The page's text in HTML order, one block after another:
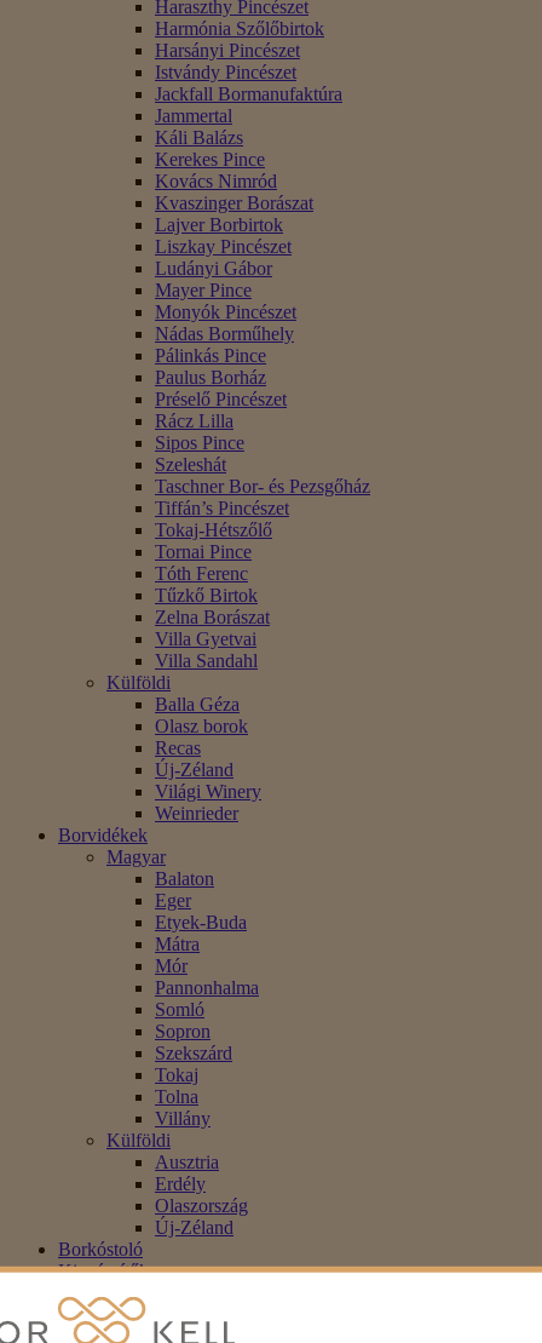
Haraszthy Pincészet
Harmónia Szőlőbirtok
Harsányi Pincészet
Istvándy Pincészet
Jackfall Bormanufaktúra
Jammertal
Káli Balázs
Kerekes Pince
Kovács Nimród
Kvaszinger Borászat
Lajver Borbirtok
Liszkay Pincészet
Ludányi Gábor
Mayer Pince
Monyók Pincészet
Nádas Borműhely
Pálinkás Pince
Paulus Borház
Préselő Pincészet
Rácz Lilla
Sipos Pince
Szeleshát
Taschner Bor- és Pezsgőház
Tiffán’s Pincészet
Tokaj-Hétszőlő
Tornai Pince
Tóth Ferenc
Tűzkő Birtok
Zelna Borászat
Villa Gyetvai
Villa Sandahl
Külföldi
Balla Géza
Olasz borok
Recas
Új-Zéland
Világi Winery
Weinrieder
Borvidékek
Magyar
Balaton
Eger
Etyek-Buda
Mátra
Mór
Pannonhalma
Somló
Sopron
Szekszárd
Tokaj
Tolna
Villány
Külföldi
Ausztria
Erdély
Olaszország
Új-Zéland
Borkóstoló
Kiegészítők
Alkoholmentes
Blog
Akció